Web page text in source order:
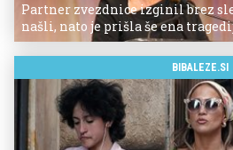
Partner zvezdnice izginil brez
našli, nato je prišla še ena
BIBALEZE.SI